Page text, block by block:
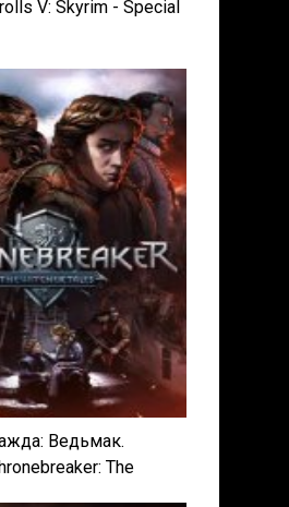
V: Skyrim - Special
Ведьмак.
The